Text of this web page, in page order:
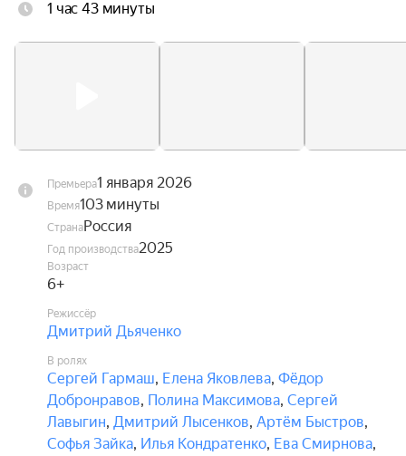
вместе с Соней и Гришей тайно сбегают в горы,
исправить ситуацию и научиться
прислушиваться друг к другу.
1 час 43 минуты
Премьера1 января 2026
Время103 минуты
СтранаРоссия
Год производства2025
Возраст
6+
Режиссёр
Дмитрий Дьяченко
В ролях
Сергей Гармаш, Елена Яковлева, Фёдор
Добронравов, Полина Максимова, Сергей
Лавыгин, Дмитрий Лысенков, Артём Быстров,
Софья Зайка, Илья Кондратенко, Ева Смирнова,